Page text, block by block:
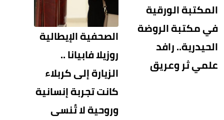
المكتبة الورقية
في مكتبة الروضة
الحيدرية.. رافد
علمي ثر وعريق
الصحفية الإيطالية
روزيلا فابيانا ..
الزيارة إلى كربلاء
كانت تجربة إنسانية
وروحية لا تُنسى